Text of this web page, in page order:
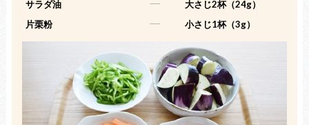
サラダ油
-----
大さじ2杯（24g）
片栗粉
----- 小さじ1杯（3g）